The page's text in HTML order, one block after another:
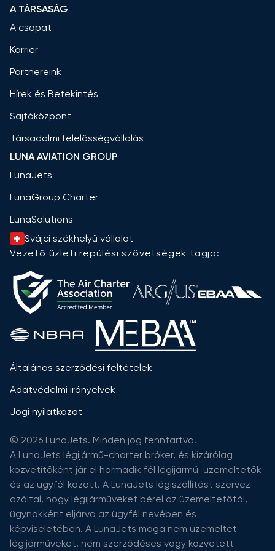
A TÁRSASÁG
A csapat
Karrier
Partnereink
Hírek és Betekintés
Sajtóközpont
Társadalmi felelősségvállalás
LUNA AVIATION GROUP
LunaJets
LunaGroup Charter
LunaSolutions
Svájci székhelyű vállalat
Vezető üzleti repülési szövetségek tagja:
Általános szerződési feltételek
Adatvédelmi irányelvek
Jogi nyilatkozat
© 2026 LunaJets. Minden jog fenntartva.
A LunaJets légijármű-charter bróker, és kizárólag
közvetítőként jár el harmadik fél légijármű-üzemeltetők
és az ügyfél között. A LunaJets légiszállítást szervez
azáltal, hogy légijárműveket bérel az üzemeltetőtől,
ügynökként eljárva az ügyfél nevében és
képviseletében. A LunaJets maga nem üzemeltet
légijárműveket, nem szerződéses vagy közvetett